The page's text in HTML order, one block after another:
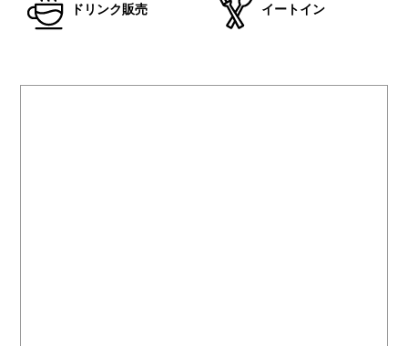
ドリンク販売 イートイン